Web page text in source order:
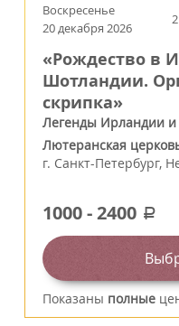
Воскресенье
20 декабря 2026
«Рождество в
Шотландии.
скрипка»
Легенды Ирландии
Лютеранская
г. Санкт-Петербург,
1000-2400 a
Показаны полные